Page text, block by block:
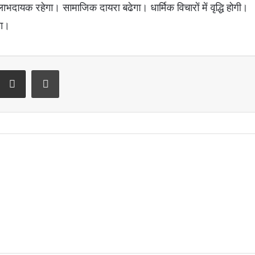
सामाजिक दायरा बढेगा। धार्मिक विचारों में वृद्धि होगी।